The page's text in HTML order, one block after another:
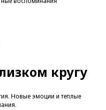
кругу
Новые эмоции и теплые